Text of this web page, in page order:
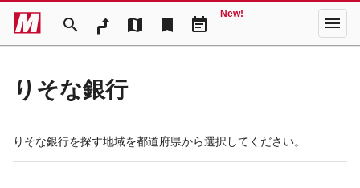
search map bookmark event_note
New! menu
りそな銀行
りそな銀行を探す地域を都道府県から選択してください。